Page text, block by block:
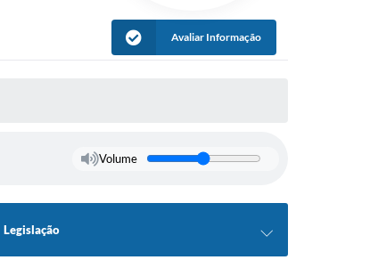
Avaliar Informação
Volume
Legislação